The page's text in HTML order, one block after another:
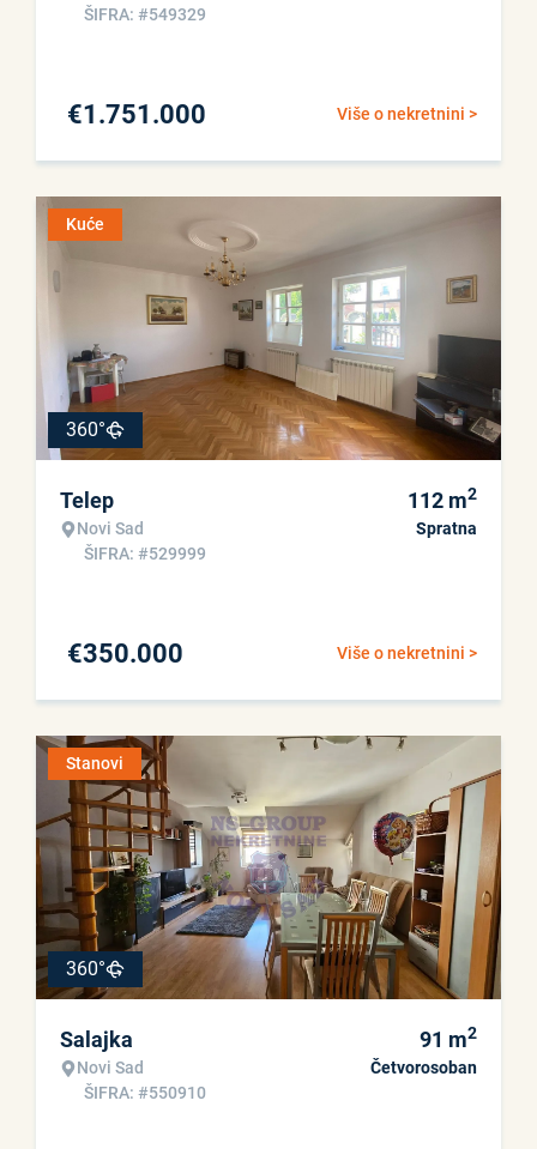
ŠIFRA: #549329
Više o nekretnini >
€1.751.000
Kuće
360°
Telep
Novi Sad
ŠIFRA: #529999
112 m2
Spratna
Više o nekretnini >
€350.000
Stanovi
360°
Salajka
Novi Sad
ŠIFRA: #550910
91 m2
Četvorosoban